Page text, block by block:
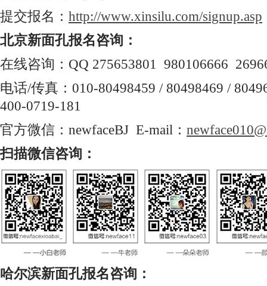
提交报名： http://www.xinsilu.com/signup.asp
北京新面孔报名咨询：
在线咨询：QQ 275653801 980106666
电话/传真：010-80498459 / 80498469 /
400-0719-181
官方微信：newfaceBJ E-mail：
扫描微信咨询：
哈尔滨新面孔报名咨询：